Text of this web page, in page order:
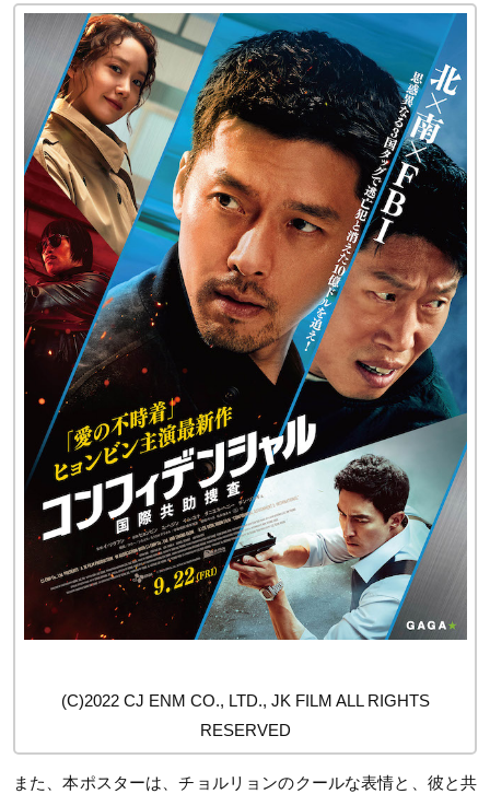
(C)2022 CJ ENM CO., LTD., JK FILM ALL RIGHTS
RESERVED
また、本ポスターは、チョルリョンのクールな表情と、彼と共